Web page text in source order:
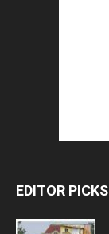
EDITOR PICKS